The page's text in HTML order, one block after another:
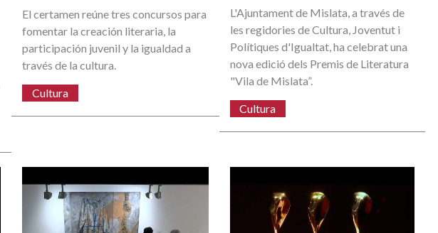
El certamen reúne tres concursos para
fomentar la creación literaria, la
participación juvenil y la igualdad a
través de la cultura.
Cultura
L'Ajuntament de Mislata, a través de
les regidories de Cultura, Joventut i
Polítiques d'Igualtat, ha celebrat una
nova edició dels Premis de Literatura
"Vila de Mislata”.
Cultura